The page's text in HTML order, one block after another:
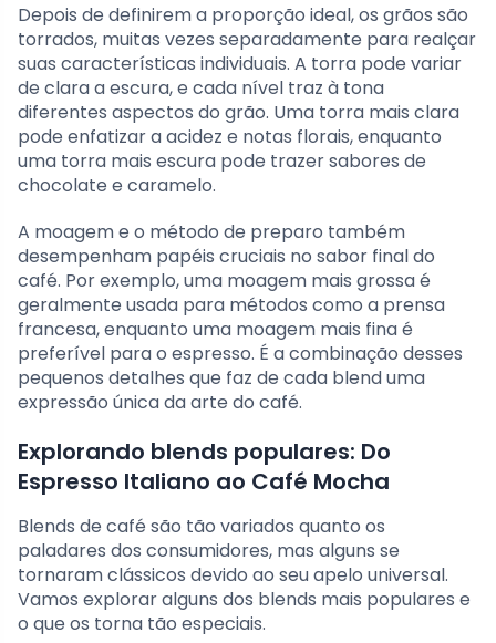
Depois de definirem a proporção ideal, os grãos são
torrados, muitas vezes separadamente para realçar
suas características individuais. A torra pode variar
de clara a escura, e cada nível traz à tona
diferentes aspectos do grão. Uma torra mais clara
pode enfatizar a acidez e notas florais, enquanto
uma torra mais escura pode trazer sabores de
chocolate e caramelo.
A moagem e o método de preparo também
desempenham papéis cruciais no sabor final do
café. Por exemplo, uma moagem mais grossa é
geralmente usada para métodos como a prensa
francesa, enquanto uma moagem mais fina é
preferível para o espresso. É a combinação desses
pequenos detalhes que faz de cada blend uma
expressão única da arte do café.
Explorando blends populares: Do
Espresso Italiano ao Café Mocha
Blends de café são tão variados quanto os
paladares dos consumidores, mas alguns se
tornaram clássicos devido ao seu apelo universal.
Vamos explorar alguns dos blends mais populares e
o que os torna tão especiais.